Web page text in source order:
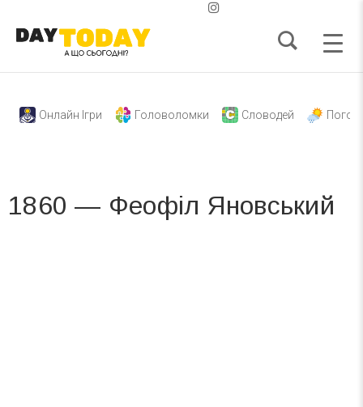
Онлайн Ігри Головоломки Словодей
1860 — Феофіл Яновський